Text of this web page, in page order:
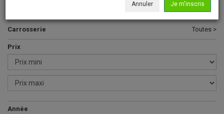
180 >
Carrosserie Toutes >
Prix
Année
Annuler Je m'inscris